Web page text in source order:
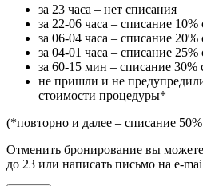
за 23 часа – нет списания
за 22-06 часа – списание
за 06-04 часа – списание
за 04-01 часа – списание
за 60-15 мин – списание
не пришли и не
стоимости процедуры*
(*повторно и далее – списание
Отменить бронирование вы
до 23 или написать письмо на e-